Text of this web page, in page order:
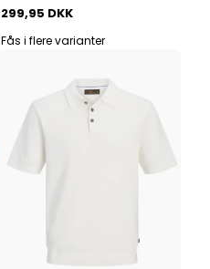
299,95 DKK
Fås i flere varianter